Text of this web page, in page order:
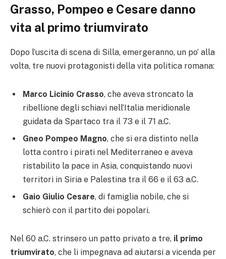
Grasso, Pompeo e Cesare danno
vita al primo triumvirato
Dopo l’uscita di scena di Silla, emergeranno, un po’ alla
volta, tre nuovi protagonisti della vita politica romana:
Marco Licinio Crasso, che aveva stroncato la
ribellione degli schiavi nell’Italia meridionale
guidata da Spartaco tra il 73 e il 71 a.C.
Gneo Pompeo Magno, che si era distinto nella
lotta contro i pirati nel Mediterraneo e aveva
ristabilito la pace in Asia, conquistando nuovi
territori in Siria e Palestina tra il 66 e il 63 a.C.
Gaio Giulio Cesare, di famiglia nobile, che si
schierò con il partito dei popolari.
Nel 60 a.C. strinsero un patto privato a tre, il primo
triumvirato, che li impegnava ad aiutarsi a vicenda per